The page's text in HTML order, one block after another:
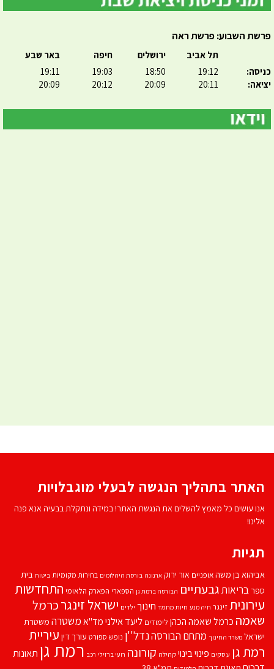
פרשת השבוע: פרשת ראה
כניסה:
יציאה:
תל אביב
19:12
20:11
ירושלים
18:50
20:09
חיפה
19:03
20:12
באר שבע
19:11
20:09
האתר בתהליך הנגשה לבעלי מוגבלויות
אנו עושים כל מאמץ להשלים את הנגשת האתר! במידה ונתקלת בבעיה אנא פנה
אלינו!
תגיות
אביהוא בן משהאופניים אור ירוק ארנונה בורסת היהלומים בחירות מקומיות ביטוח בית
ספרבריאותגבעתיים הבורסה ברמת גן הספארי הפארק הלאומי התחדשות
עירוניתזינגר חיה מנע חיות מחמד חינוך ילדים ישראל זינגרכרמל
שאמה כרמל שאמה הכהן לימודים ליעד אילנימד''אמשטרה משטרת
ישראל משרד החינוך מתחם הבורסהנדל''ן נופש ספורט עורך דין עיריית
רמת גן עסקים פינוי בינוי קהילה קורונה רועי ברזילי רכב רמת גן תאונות